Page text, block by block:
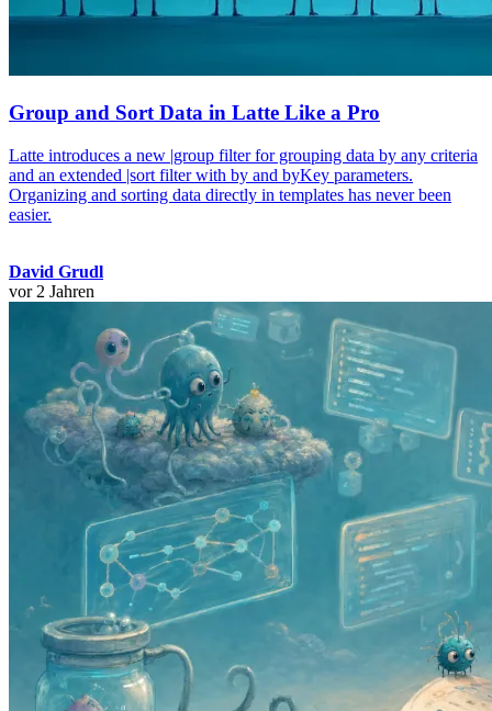
Group and Sort Data in Latte Like a Pro
Latte introduces a new |group filter for grouping data by any criteria
and an extended |sort filter with by and byKey parameters.
Organizing and sorting data directly in templates has never been
easier.
David Grudl
vor 2 Jahren